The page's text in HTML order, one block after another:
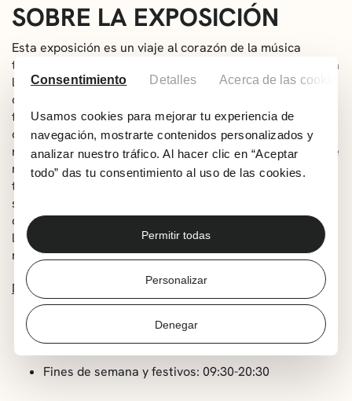
Consentimiento Detalles Acerca de las cookies
Usamos cookies para mejorar tu experiencia de
navegación, mostrarte contenidos personalizados y
analizar nuestro tráfico. Al hacer clic en “Aceptar
todo” das tu consentimiento al uso de las cookies.
Permitir todas
Personalizar
Denegar
SOBRE LA EXPOSICIÓN
Esta exposición es un viaje al corazón de la música
tradicional de Bizkaia, un recorrido que rinde homenaje a
los mitos que han marcado su historia. Nos centramos en
cinco instrumentos esenciales de la música popular: el
txistu, el soinu-txiki o trikitixa, el pandero, la alboka y la
dulzaina. Hemos seleccionado tres intérpretes
representativos de cada uno de ellos, conscientes de que
no están todos los que son, y que muchos otros músicos
también merecerían estar aquí. Os invitamos a
sumergiros en este mundo de sonidos y recuerdos, a
descubrir la esencia de estos mitos y a revivir las
leyendas que, de generación en generación, han tejido la
rica trama de nuestra identidad musical.
Descarga el catálogo de la exposición
Sala de exposiciones de RKE
Lunes a viernes: 8:00-22:00
Fines de semana y festivos: 09:30-20:30